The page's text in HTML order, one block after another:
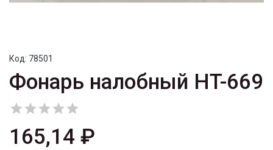
Код: 78501
Фонарь налобный HT-669

165,14 ₽